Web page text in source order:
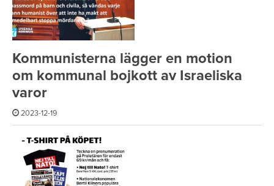
Kommunisterna lägger en motion
om kommunal bojkott av Israeliska
varor
2023-12-19